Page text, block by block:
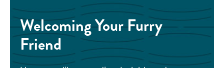
Welcoming Your Furry
Friend